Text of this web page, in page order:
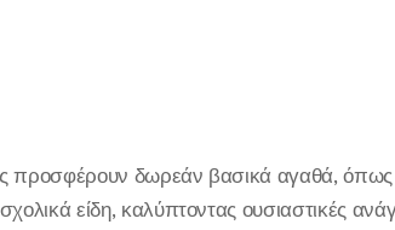
προσφέρουν δωρεάν βασικά αγαθά, όπως
είδη, καλύπτοντας ουσιαστικές